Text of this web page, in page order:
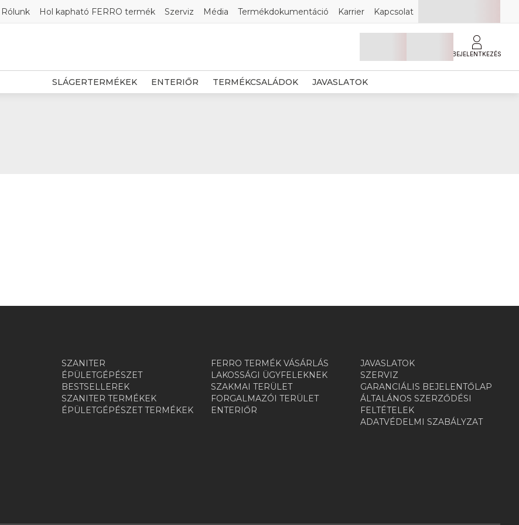
Rólunk Hol kapható FERRO termék Szerviz Média Termékdokumentáció Karrier Kapcsolat
BEJELENTKEZÉS
SLÁGERTERMÉKEK ENTERIŐR TERMÉKCSALÁDOK JAVASLATOK
SZANITER
ÉPÜLETGÉPÉSZET
BESTSELLEREK
SZANITER TERMÉKEK
ÉPÜLETGÉPÉSZET TERMÉKEK
FERRO TERMÉK VÁSÁRLÁS
LAKOSSÁGI ÜGYFELEKNEK
SZAKMAI TERÜLET
FORGALMAZÓI TERÜLET
ENTERIŐR
JAVASLATOK
SZERVIZ
GARANCIÁLIS BEJELENTŐLAP
ÁLTALÁNOS SZERZŐDÉSI
FELTÉTELEK
ADATVÉDELMI SZABÁLYZAT